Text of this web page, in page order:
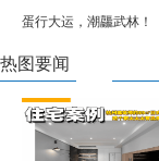
蛋行大运，潮龘武林！
热图要闻